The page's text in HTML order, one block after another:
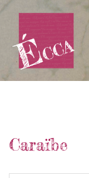
contenu
principal
Caraïbe